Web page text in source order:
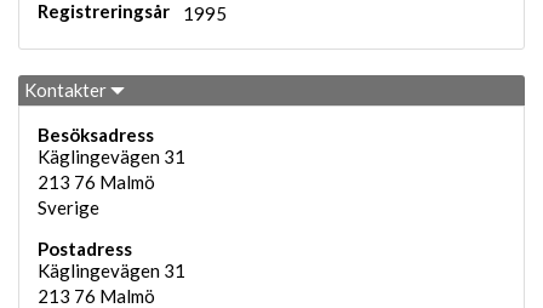
Registreringsår
1995
Kontakter
Besöksadress
Käglingevägen 31
213 76 Malmö
Sverige
Postadress
Käglingevägen 31
213 76 Malmö